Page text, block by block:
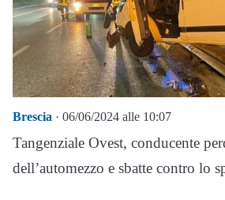
Brescia · 06/06/2024 alle 10:07
Tangenziale Ovest, conducente
dell’automezzo e sbatte contro lo